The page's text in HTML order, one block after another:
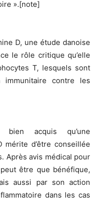
».[note]
D, une étude danoise
le rôle critique qu’elle
T, lesquels sont
immunitaire contre les
acquis qu’une
mérite d’être conseillée
Après avis médical pour
être que bénéfique,
aussi par son action
dans les cas